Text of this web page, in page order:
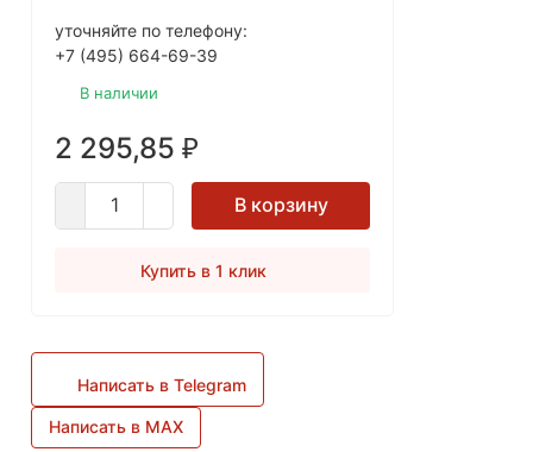
уточняйте по телефону:
+7 (495) 664-69-39
В наличии
2 295,85 ₽
В корзину
Купить в 1 клик
Написать в Telegram
Написать в MAX